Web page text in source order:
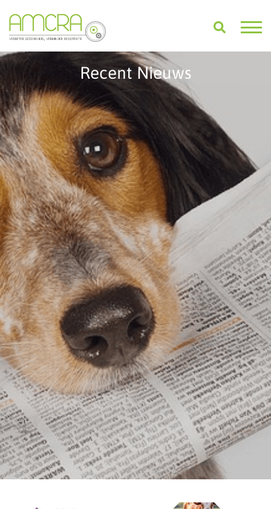
Recent Nieuws